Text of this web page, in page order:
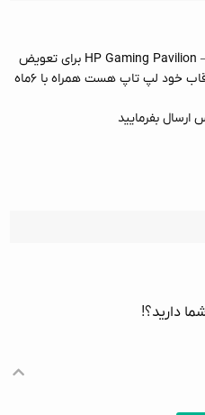
متاسفانه از قاب HP Gaming Pavilion – ۱۵-cx0811no برای تعویض
نیست اما امکان تعمیر و ترمیم قاب خود لپ تاپ هست همراه با ۶ماه
ارسال بفرمایید